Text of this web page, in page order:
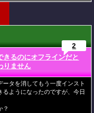
きるのにオフラインだと
りません
2
タを消してもう一度インスト
ようになったのですが、今日
？